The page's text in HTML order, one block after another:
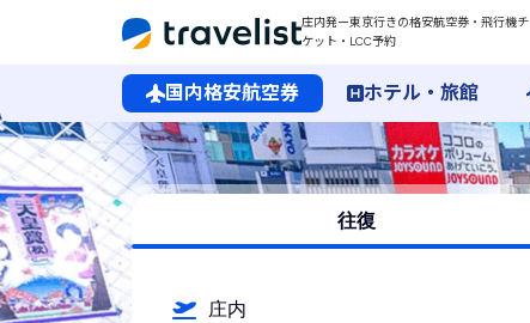
庄内発ー東京行きの格安航空券・飛行機チ
ケット・LCC予約
国内格安航空券 ホテル・旅館
庄内空港発→東京行きの格安航空券・飛行機・LCC予約
往復
庄内